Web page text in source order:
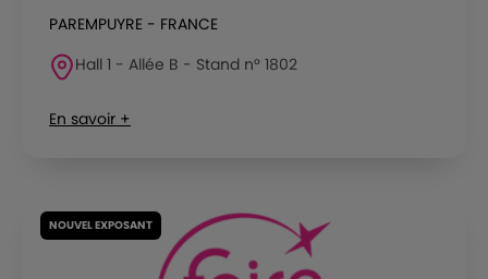
PAREMPUYRE - FRANCE
Hall 1 - Allée B - Stand n° 1802
En savoir +
NOUVEL EXPOSANT